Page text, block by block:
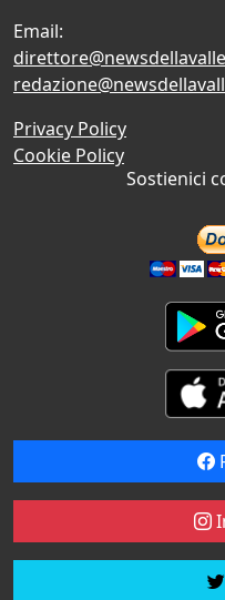
Email:
Privacy Policy
Cookie Policy
Sostienici